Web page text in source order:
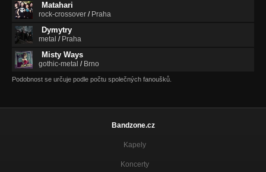
Matahari
rock-crossover / Praha
Dymytry
metal / Praha
Misty Ways
gothic-metal / Brno
Podobnost se určuje podle počtu společných fanoušků.
Bandzone.cz
Kapely
Koncerty